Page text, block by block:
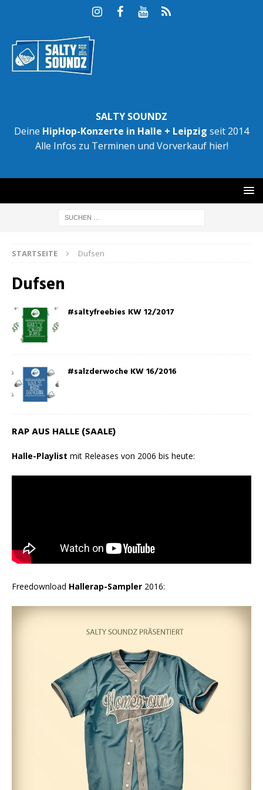
SALTY SOUNDZ
Deine HipHop-Konzerte in Halle + Leipzig seit 2014
Alle Infos zu Terminen und Vorverkauf hier!
STARTSEITE Dufsen
Dufsen
#saltyfreebies KW 12/2017
#salzderwoche KW 16/2016
RAP AUS HALLE (SAALE)
Halle-Playlist mit Releases von 2006 bis heute:
Freedownload Hallerap-Sampler 2016: